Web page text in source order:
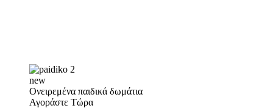
new
Ονειρεμένα παιδικά δωμάτια
Αγοράστε Τώρα